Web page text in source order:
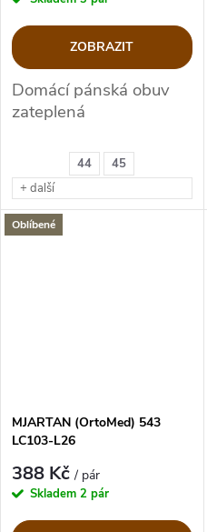
44
45
+ další
ZOBRAZIT
Domácí pánská obuv
zateplená
Oblíbené
MJARTAN (OrtoMed) 543
LC103-L26
388 Kč/ pár
Skladem 2 pár